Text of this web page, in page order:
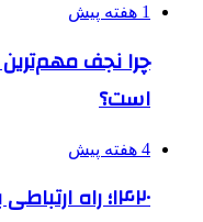
1 هفته پیش
چرا نجف
است؟
4 هفته پیش
۱۴۲۰؛ راه ارتباطی بیمه شدگان تأمین‌اجتماعی